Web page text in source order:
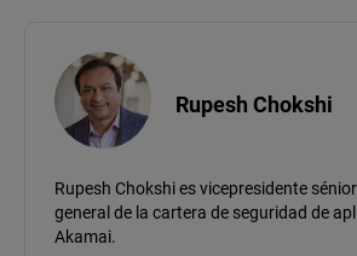
Rupesh Chokshi
Rupesh Chokshi es vicepresidente
general de la cartera de seguridad de
Akamai.